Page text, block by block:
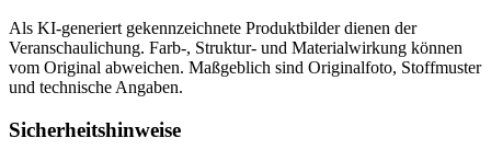
Als KI-generiert gekennzeichnete Produktbilder dienen der
Veranschaulichung. Farb-, Struktur- und Materialwirkung können
vom Original abweichen. Maßgeblich sind Originalfoto, Stoffmuster
und technische Angaben.
Sicherheitshinweise